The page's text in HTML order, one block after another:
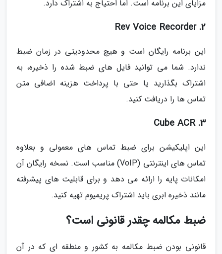
مزایای این برنامه است. اما احتیاج به اشتراک دارد.
2. Rev Voice Recorder
این برنامه رایگان است و هیچ محدودیتی در زمان ضبط
ندارد. شما می توانید فایل های ضبط شده را ذخیره، به
اشتراک بگذارید یا حتی با پرداخت هزینه اضافی متن
تماس ها را دریافت کنید.
3. Cube ACR
این اپلیکیشن برای ضبط تماس های معمولی و بعلاوه
تماس های اینترنتی (VoIP) مناسب است. نسخه رایگان آن
امکانات پایه را ارائه می دهد و برای قابلیت های پیشرفته
مانند ذخیره ابری باید اشتراک پریمیوم تهیه کنید.
ضبط مکالمه چقدر قانونی است؟
قانونی بودن ضبط مکالمه به کشور و منطقه ای که در آن